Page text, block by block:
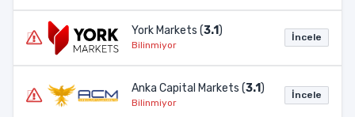
York Markets (3.1)
Bilinmiyor
İncele
Anka Capital Markets (3.1)
Bilinmiyor
İncele